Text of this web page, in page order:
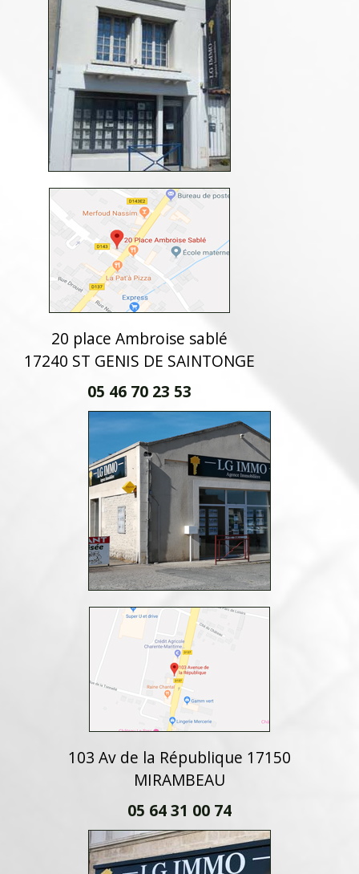
20 place Ambroise sablé
17240 ST GENIS DE SAINTONGE
05 46 70 23 53
103 Av de la République 17150
MIRAMBEAU
05 64 31 00 74